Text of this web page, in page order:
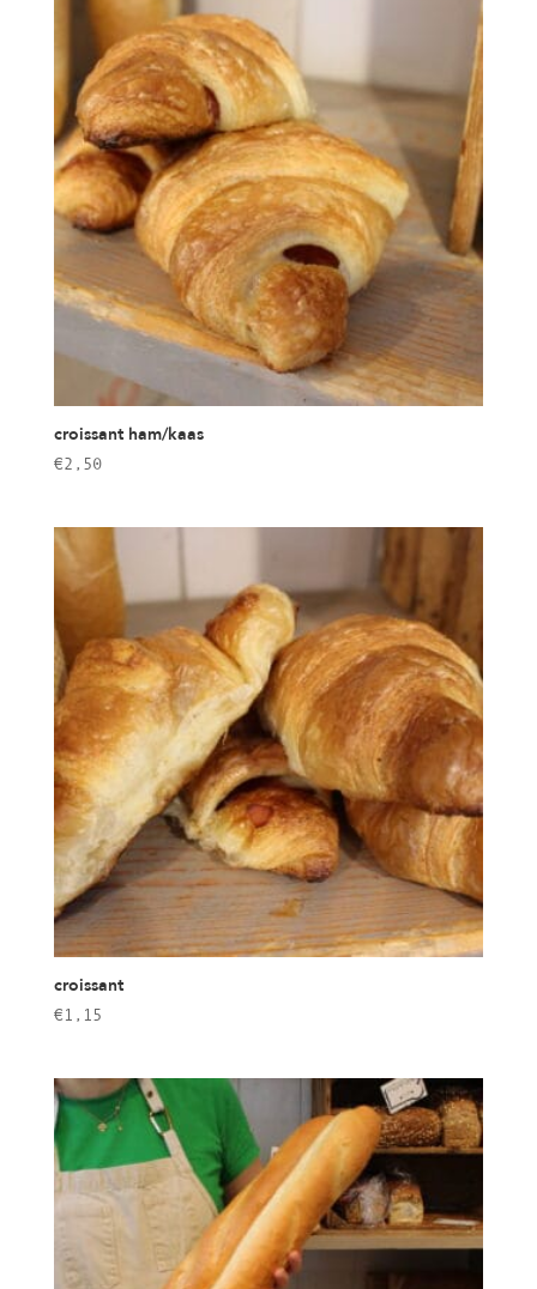
croissant ham/kaas
€2,50
croissant
€1,15